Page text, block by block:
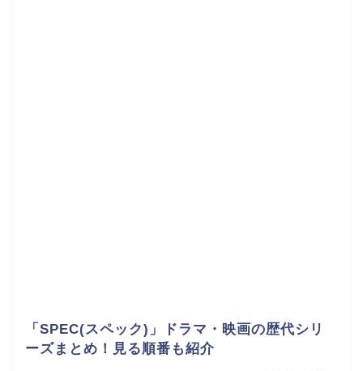
「SPEC(スペック)」ドラマ・映画の歴代シリ
ーズまとめ！見る順番も紹介